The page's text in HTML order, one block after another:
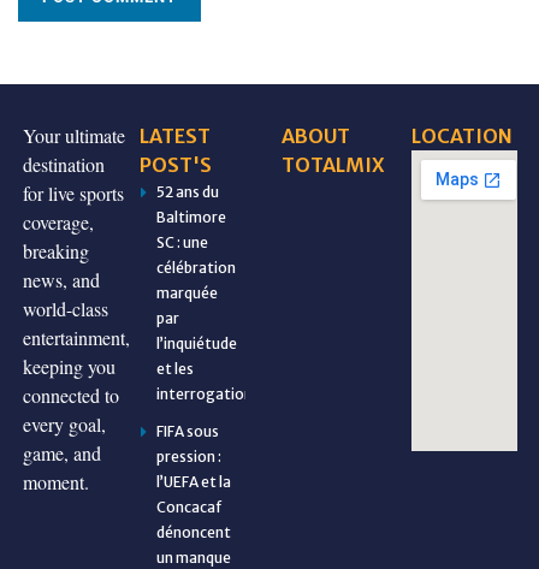
Your ultimate
destination
for live sports
coverage,
breaking
news, and
world-class
entertainment,
keeping you
connected to
every goal,
game, and
moment.
LATEST
POST'S
52 ans du
Baltimore
SC : une
célébration
marquée
par
l’inquiétude
et les
interrogations
FIFA sous
pression :
l’UEFA et la
Concacaf
dénoncent
un manque
ABOUT
TOTALMIX
LOCATION